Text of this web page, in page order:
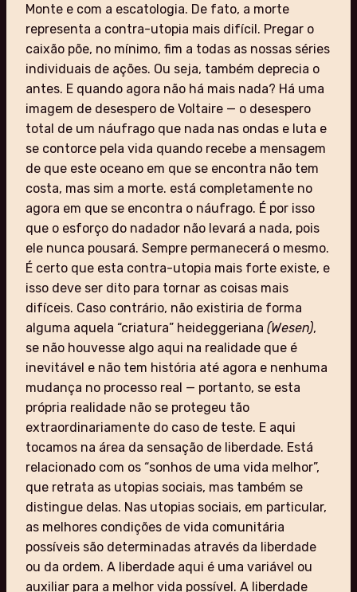
Monte e com a escatologia. De fato, a morte
representa a contra-utopia mais difícil. Pregar o
caixão põe, no mínimo, fim a todas as nossas séries
individuais de ações. Ou seja, também deprecia o
antes. E quando agora não há mais nada? Há uma
imagem de desespero de Voltaire — o desespero
total de um náufrago que nada nas ondas e luta e
se contorce pela vida quando recebe a mensagem
de que este oceano em que se encontra não tem
costa, mas sim a morte. está completamente no
agora em que se encontra o náufrago. É por isso
que o esforço do nadador não levará a nada, pois
ele nunca pousará. Sempre permanecerá o mesmo.
É certo que esta contra-utopia mais forte existe, e
isso deve ser dito para tornar as coisas mais
difíceis. Caso contrário, não existiria de forma
alguma aquela “criatura” heideggeriana (Wesen),
se não houvesse algo aqui na realidade que é
inevitável e não tem história até agora e nenhuma
mudança no processo real — portanto, se esta
própria realidade não se protegeu tão
extraordinariamente do caso de teste. E aqui
tocamos na área da sensação de liberdade. Está
relacionado com os “sonhos de uma vida melhor”,
que retrata as utopias sociais, mas também se
distingue delas. Nas utopias sociais, em particular,
as melhores condições de vida comunitária
possíveis são determinadas através da liberdade
ou da ordem. A liberdade aqui é uma variável ou
auxiliar para a melhor vida possível. A liberdade